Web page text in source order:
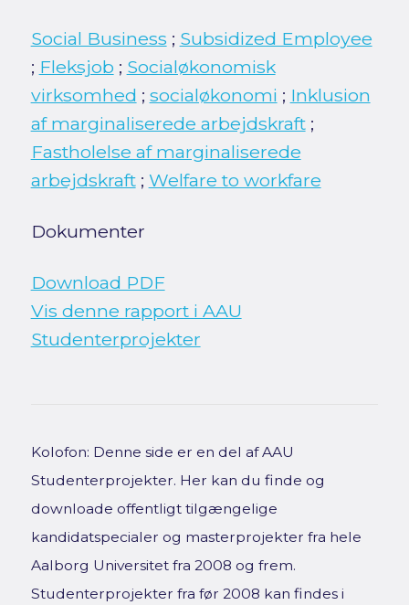
Social Business ; Subsidized Employee
; Fleksjob ; Socialøkonomisk
virksomhed ; socialøkonomi ; Inklusion
af marginaliserede arbejdskraft;
Fastholelse af marginaliserede
arbejdskraft; Welfare to workfare
Dokumenter
Download PDF
Vis denne rapport i AAU
Studenterprojekter
Kolofon: Denne side er en del af AAU
Studenterprojekter. Her kan du finde og
downloade offentligt tilgængelige
kandidatspecialer og masterprojekter fra hele
Aalborg Universitet fra 2008 og frem.
Studenterprojekter fra før 2008 kan findes i